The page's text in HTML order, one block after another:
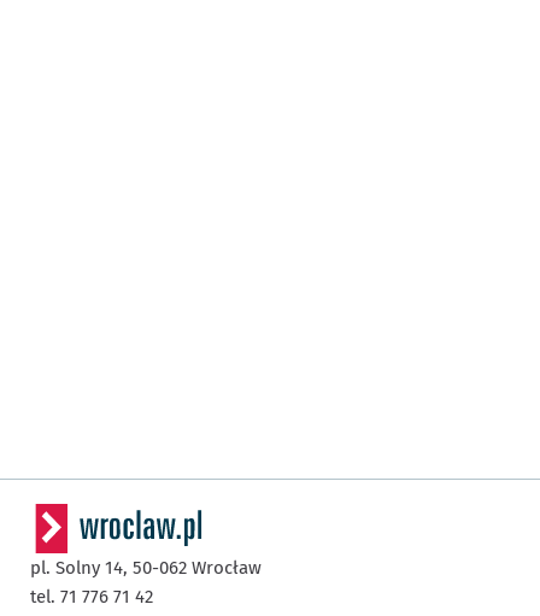
pl. Solny 14, 50-062 Wrocław
tel. 71 776 71 42